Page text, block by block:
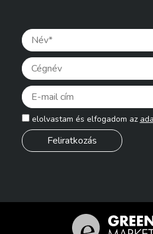
elolvastam és elfogadom az